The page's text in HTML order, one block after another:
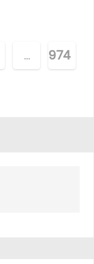
… 974